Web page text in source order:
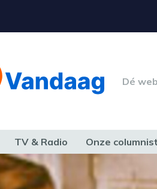
Dé
TV & Radio Onze
& RELATIE